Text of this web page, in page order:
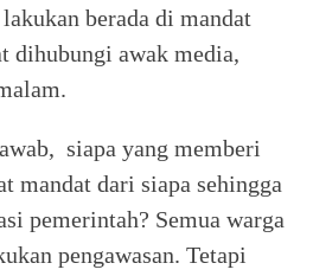
berada di mandat
dihubungi awak media,
siapa yang memberi
mandat dari siapa sehingga
pemerintah? Semua warga
pengawasan. Tetapi